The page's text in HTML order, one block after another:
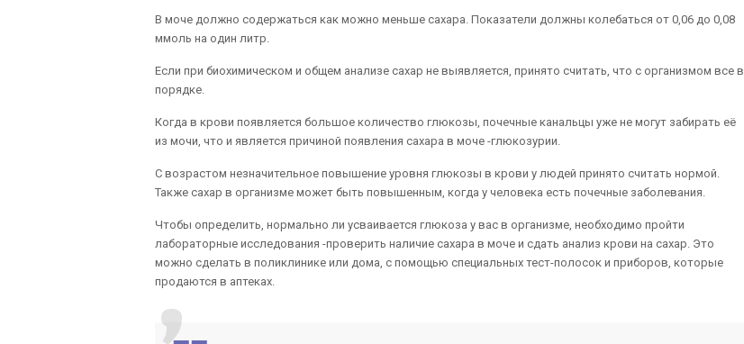
В моче должно содержаться как можно меньше сахара. Показатели должны колебаться от 0,06 до 0,08
ммоль на один литр.
Если при биохимическом и общем анализе сахар не выявляется, принято считать, что с организмом все в
порядке.
Когда в крови появляется большое количество глюкозы, почечные канальцы уже не могут забирать её
из мочи, что и является причиной появления сахара в моче -глюкозурии.
С возрастом незначительное повышение уровня глюкозы в крови у людей принято считать нормой.
Также сахар в организме может быть повышенным, когда у человека есть почечные заболевания.
Чтобы определить, нормально ли усваивается глюкоза у вас в организме, необходимо пройти
лабораторные исследования -проверить наличие сахара в моче и сдать анализ крови на сахар. Это
можно сделать в поликлинике или дома, с помощью специальных тест-полосок и приборов, которые
продаются в аптеках.